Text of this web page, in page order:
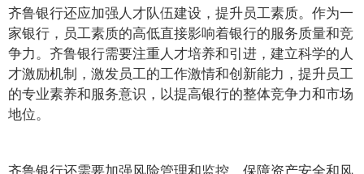
齐鲁银行还应加强人才队伍建设，提升员工素质。作为一
家银行，员工素质的高低直接影响着银行的服务质量和竞
争力。齐鲁银行需要注重人才培养和引进，建立科学的人
才激励机制，激发员工的工作激情和创新能力，提升员工
的专业素养和服务意识，以提高银行的整体竞争力和市场
地位。
齐鲁银行还需要加强风险管理和监控，保障资产安全和风